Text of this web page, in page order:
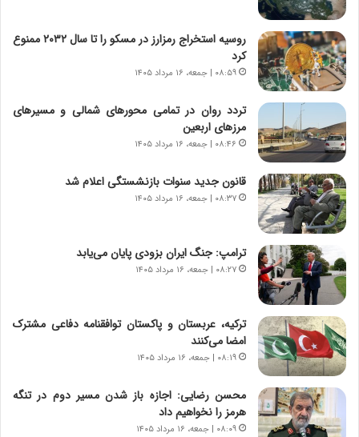
ز
ا
ی
ج
ن
گ
ن
ت
س
ت
ر
م
ق
ب
ل
چ
روسیه استخراج رمزارز در مسکو را تا سال ۲۰۳۲ ممنوع
کرد
۰۸:۵۹ | جمعه، ۱۶ مرداد ۱۴۰۵
تردد روان در تمامی محورهای شمالی و مسیرهای
مرزهای اربعین
۰۸:۴۶ | جمعه، ۱۶ مرداد ۱۴۰۵
قانون جدید سنوات بازنشستگی اعلام شد
۰۸:۳۷ | جمعه، ۱۶ مرداد ۱۴۰۵
ترامپ: جنگ ایران بزودی پایان می‌یابد
۰۸:۲۷ | جمعه، ۱۶ مرداد ۱۴۰۵
ترکیه، عربستان و پاکستان توافقنامه دفاعی مشترک
امضا می‌کنند
۰۸:۱۹ | جمعه، ۱۶ مرداد ۱۴۰۵
محسن رضایی: اجازه باز شدن مسیر دوم در تنگه
هرمز را نخواهیم داد
۰۸:۰۹ | جمعه، ۱۶ مرداد ۱۴۰۵